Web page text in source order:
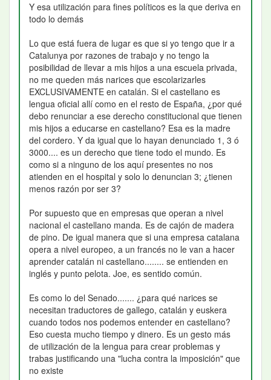
Y esa utilización para fines políticos es la que deriva en
todo lo demás
Lo que está fuera de lugar es que si yo tengo que ir a
Catalunya por razones de trabajo y no tengo la
posibilidad de llevar a mis hijos a una escuela privada,
no me queden más narices que escolarizarles
EXCLUSIVAMENTE en catalán. Si el castellano es
lengua oficial allí como en el resto de España, ¿por qué
debo renunciar a ese derecho constitucional que tienen
mis hijos a educarse en castellano? Esa es la madre
del cordero. Y da igual que lo hayan denunciado 1, 3 ó
3000.... es un derecho que tiene todo el mundo. Es
como si a ninguno de los aquí presentes no nos
atienden en el hospital y solo lo denuncian 3; ¿tienen
menos razón por ser 3?
Por supuesto que en empresas que operan a nivel
nacional el castellano manda. Es de cajón de madera
de pino. De igual manera que si una empresa catalana
opera a nivel europeo, a un francés no le van a hacer
aprender catalán ni castellano........ se entienden en
inglés y punto pelota. Joe, es sentido común.
Es como lo del Senado....... ¿para qué narices se
necesitan traductores de gallego, catalán y euskera
cuando todos nos podemos entender en castellano?
Eso cuesta mucho tiempo y dinero. Es un gesto más
de utilización de la lengua para crear problemas y
trabas justificando una "lucha contra la imposición" que
no existe